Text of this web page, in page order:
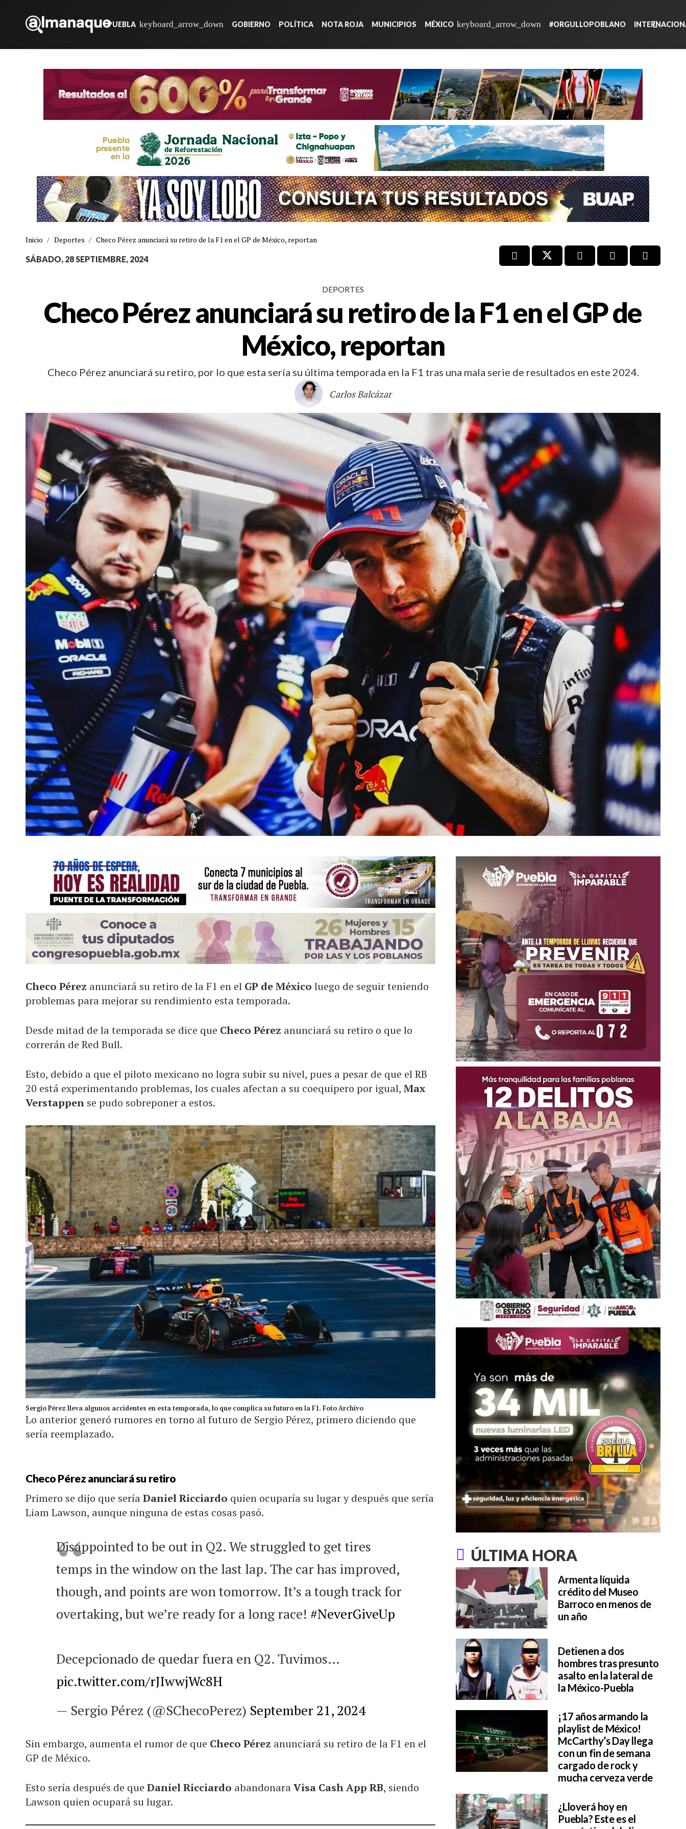
PUEBLA GOBIERNO POLÍTICA NOTA ROJA MUNICIPIOS MÉXICO #ORGULLOPOBLANO
Inicio / Deportes / Checo Pérez anunciará su retiro de la F1 en el GP de México, reportan
SÁBADO, 28 SEPTIEMBRE, 2024
DEPORTES
Checo Pérez anunciará su retiro de la F1 en el GP de
México, reportan
Checo Pérez anunciará su retiro, por lo que esta sería su última temporada en la F1 tras una mala serie de resultados en este 2024.
Carlos Balcázar
Checo Pérez anunciará su retiro de la F1 en el GP de México luego de seguir teniendo
problemas para mejorar su rendimiento esta temporada.
Desde mitad de la temporada se dice que Checo Pérez anunciará su retiro o que lo
correrán de Red Bull.
Esto, debido a que el piloto mexicano no logra subir su nivel, pues a pesar de que el RB
20 está experimentando problemas, los cuales afectan a su coequipero por igual, Max
Verstappen se pudo sobreponer a estos.
Sergio Pérez lleva algunos accidentes en esta temporada, lo que complica su futuro en la F1. Foto Archivo
Lo anterior generó rumores en torno al futuro de Sergio Pérez, primero diciendo que
sería reemplazado.
Checo Pérez anunciará su retiro
Primero se dijo que seríaDaniel Ricciardo quien ocuparía su lugar y después que sería
Liam Lawson, aunque ninguna de estas cosas pasó.
Disappointed to be out in Q2. We struggled to get tires
temps in the window on the last lap. The car has improved,
though, and points are won tomorrow. It’s a tough track for
overtaking, but we’re ready for a long race! #NeverGiveUp
Decepcionado de quedar fuera en Q2. Tuvimos…
pic.twitter.com/rJIwwjWc8H
— Sergio Pérez (@SChecoPerez) September 21, 2024
Sin embargo, aumenta el rumor de que Checo Pérez anunciará su retiro de la F1 en el
GP de México.
Esto sería después de que Daniel Ricciardo abandonaraVisa Cash App RB, siendo
Lawson quien ocupará su lugar.
ÚLTIMA HORA
Armenta líquida
crédito del Museo
Barroco en menos de
un año
Detienen a dos
hombres tras presunto
asalto en la lateral de
la México-Puebla
¡17 años armando la
playlist de México!
McCarthy’s Day llega
con un fin de semana
cargado de rock y
mucha cerveza verde
¿Lloverá hoy en
Puebla? Este es el